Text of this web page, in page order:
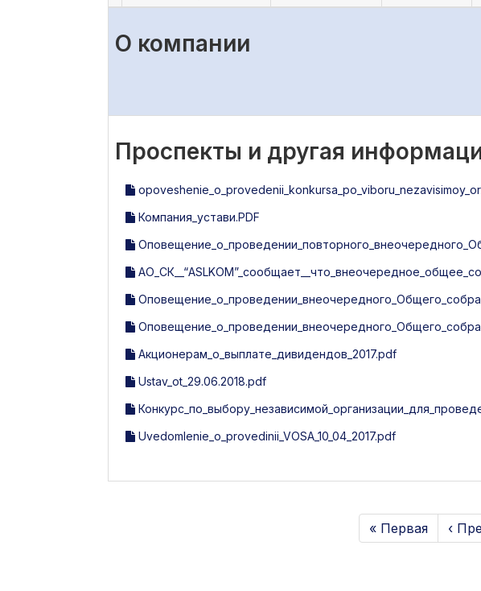
О компании
Проспекты и другая
Компания_устави.PDF
Акционерам_о_выплате_дивидендов_2017.pdf
Ustav_ot_29.06.2018.pdf
Uvedomlenie_o_provedinii_VOSA_10_04_2017.pdf
« Первая ‹